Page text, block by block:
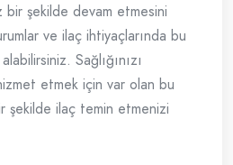
şekilde devam etmesini
ve ilaç ihtiyaçlarında bu
Sağlığınızı
etmek için var olan bu
şekilde ilaç temin etmenizi